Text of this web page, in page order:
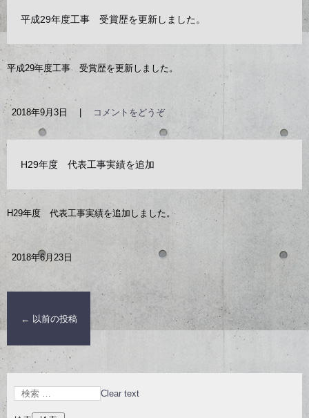
平成29年度工事 受賞歴を更新しました。
平成29年度工事 受賞歴を更新しました。
2018年9月3日 コメントをどうぞ
H29年度 代表工事実績を追加
H29年度 代表工事実績を追加しました。
2018年6月23日
← 以前の投稿
Clear text